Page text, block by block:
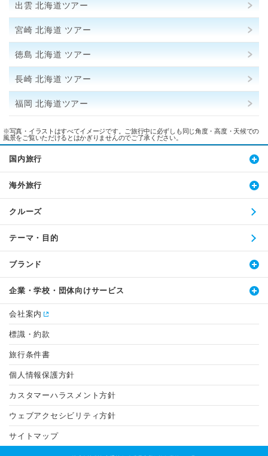
出雲 北海道ツアー
宮崎 北海道 ツアー
徳島 北海道 ツアー
長崎 北海道 ツアー
福岡 北海道ツアー
※写真・イラストはすべてイメージです。ご旅行中に必ずしも同じ角度・高度・天候での
風景をご覧いただけるとはかぎりませんのでご了承ください。
国内旅行
海外旅行
クルーズ
テーマ・目的
ブランド
企業・学校・団体向けサービス
会社案内
標識・約款
旅行条件書
個人情報保護方針
カスタマーハラスメント方針
ウェブアクセシビリティ方針
サイトマップ